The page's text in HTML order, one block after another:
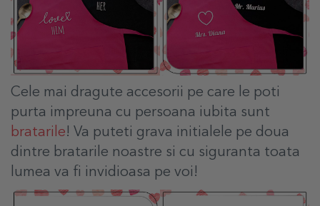
Cele mai dragute accesorii pe care le poti
purta impreuna cu persoana iubita sunt
bratarile! Va puteti grava initialele pe doua
dintre bratarile noastre si cu siguranta toata
lumea va fi invidioasa pe voi!